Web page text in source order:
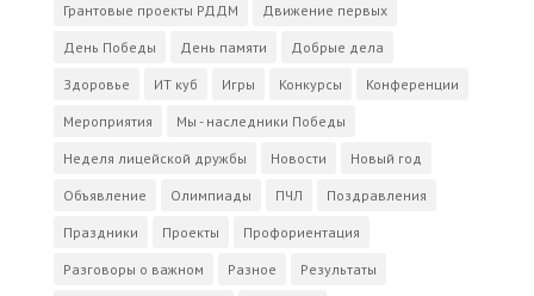
Грантовые проекты РДДМ Движение первых
День Победы День памяти Добрые дела
Здоровье ИТ куб Игры Конкурсы Конференции
Мероприятия Мы - наследники Победы
Неделя лицейской дружбы Новости Новый год
Объявление Олимпиады ПЧЛ Поздравления
Праздники Проекты Профориентация
Разговоры о важном Разное Результаты